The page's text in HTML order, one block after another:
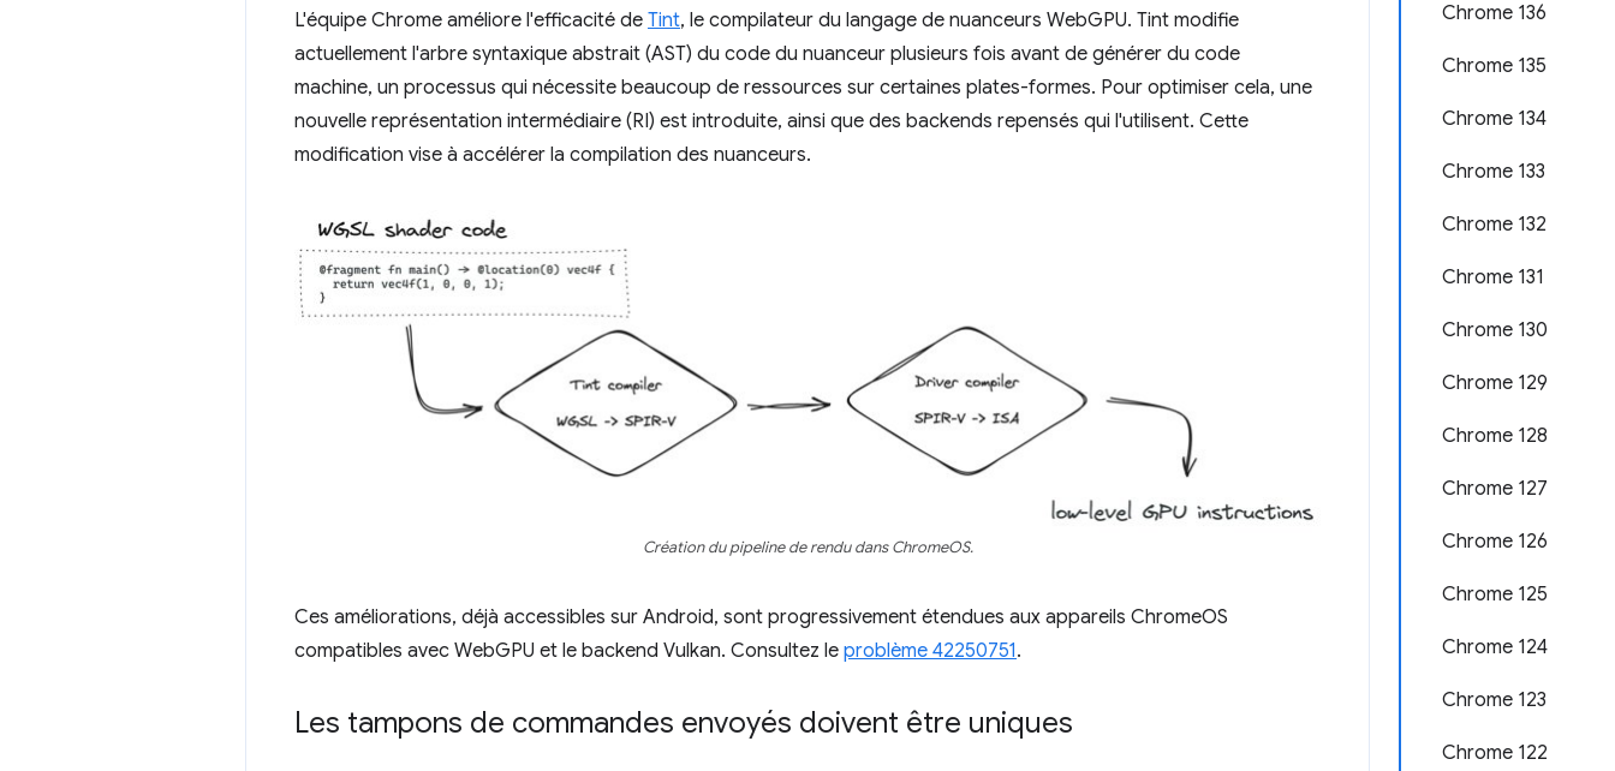
Chrome 136
Chrome 135
Chrome 134
Chrome 133
Chrome 132
Chrome 131
Chrome 130
Chrome 129
Chrome 128
Chrome 127
Chrome 126
Chrome 125
Chrome 124
Chrome 123
Chrome 122
L'équipe Chrome améliore l'efficacité de Tint, le compilateur du langage de nuanceurs WebGPU. Tint modifie
actuellement l'arbre syntaxique abstrait (AST) du code du nuanceur plusieurs fois avant de générer du code
machine, un processus qui nécessite beaucoup de ressources sur certaines plates-formes. Pour optimiser cela, une
nouvelle représentation intermédiaire (RI) est introduite, ainsi que des backends repensés qui l'utilisent. Cette
modification vise à accélérer la compilation des nuanceurs.
Création du pipeline de rendu dans ChromeOS.
Ces améliorations, déjà accessibles sur Android, sont progressivement étendues aux appareils ChromeOS
compatibles avec WebGPU et le backend Vulkan. Consultez le problème 42250751.
Les tampons de commandes envoyés doivent être uniques